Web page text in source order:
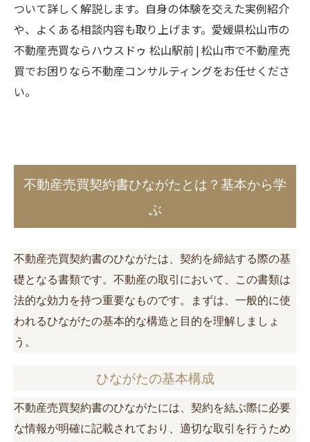
ついて詳しく解説します。自身の体験を交えた実例紹介
や、よくある相談内容も取り上げます。愛媛県松山市の
不動産売買ならハウスドゥ 松山駅前 | 松山市で不動産売
買でお困りなら不動産コンサルティングをお任せくださ
い。
不動産売買契約書ひながたとは？基本から学
ぶ
不動産売買契約書のひながたは、契約を締結する際の基
礎となる書類です。不動産の取引において、この書類は
法的な効力を持つ重要なものです。まずは、一般的に使
われるひながたの基本的な構造と目的を理解しましょ
う。
ひながたの基本構成
不動産売買契約書のひながたには、契約を結ぶ際に必要
な情報が明確に記載されており、適切な取引を行うため